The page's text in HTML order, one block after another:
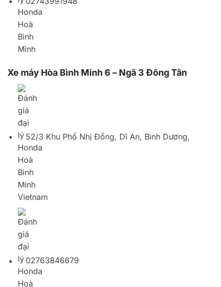
52/3 Khu Phố Nhị Đồng, Dĩ An, Bình Dương,
Vietnam
02763846679
Xe máy Hòa Bình Minh 22 – Trảng Dài
9/20, Tổ 48, KP.3, Trảng Dài, Biên Hòa đồng Nai